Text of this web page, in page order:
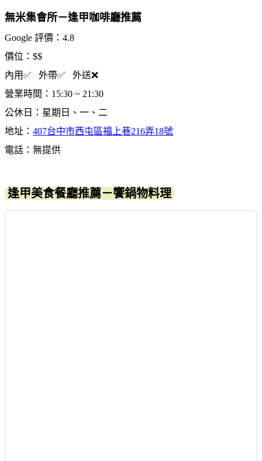
無米集會所－逢甲咖啡廳推薦
Google 評價：4.8
價位：$$
內用✅ 外帶✅ 外送❌
營業時間：15:30 ~ 21:30
公休日：星期日、一、二
地址： 407台中市西屯區福上巷216弄18號
電話：無提供
逢甲美食餐廳推薦－饗鍋物料理